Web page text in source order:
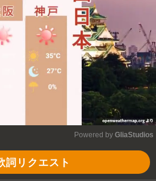
Powered by GliaStudios
詞リクエスト